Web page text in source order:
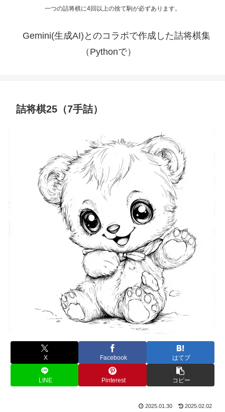
一つの詰将棋に4回以上の捨て駒が必ずあります。
Gemini(生成AI)とのコラボで作成した詰将棋集
（Pythonで）
詰将棋25（7手詰）
X Facebook はてブ
LINE Pinterest コピー
2025.01.30 2025.02.02